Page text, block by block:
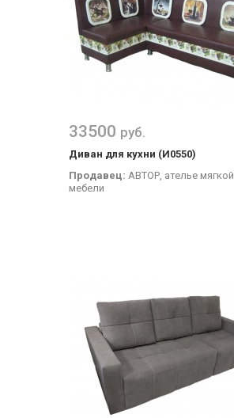
33500 руб.
Диван для кухни (И0550)
Продавец: АВТОР, ателье мягкой
мебели